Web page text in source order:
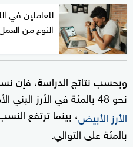
للعاملين في
النوع من
وبحسب نتائج الدراسة، فإن
نحو 48 بالمئة في الأرز البني الأميركي، مقابل 33 بالمئة في
الأرز الأبيض
بالمئة على التوالي.